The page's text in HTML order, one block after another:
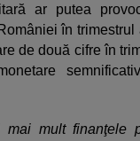
ar putea
în
de două cifre în
mai mult finanţele